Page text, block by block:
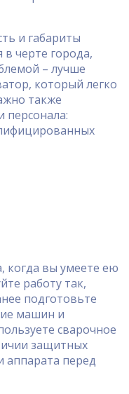
и габариты
в черте города,
– лучше
который легко
также
персонала:
когда вы умеете ею
работу так,
подготовьте
машин и
сварочное
защитных
аппарата перед